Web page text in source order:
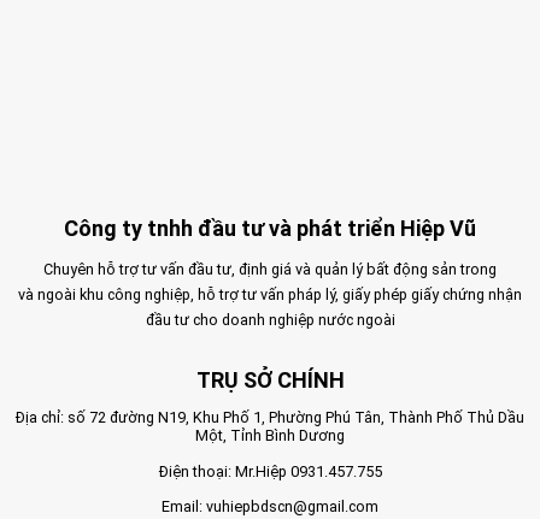
Công ty tnhh đầu tư và phát triển Hiệp Vũ
Chuyên hỗ trợ tư vấn đầu tư, định giá và quản lý bất động sản trong
và ngoài khu công nghiệp, hỗ trợ tư vấn pháp lý, giấy phép giấy chứng nhận
đầu tư cho doanh nghiệp nước ngoài
TRỤ SỞ CHÍNH
Địa chỉ: số 72 đường N19, Khu Phố 1, Phường Phú Tân, Thành Phố Thủ Dầu
Một, Tỉnh Bình Dương
Điện thoại: Mr.Hiệp 0931.457.755
Email: vuhiepbdscn@gmail.com